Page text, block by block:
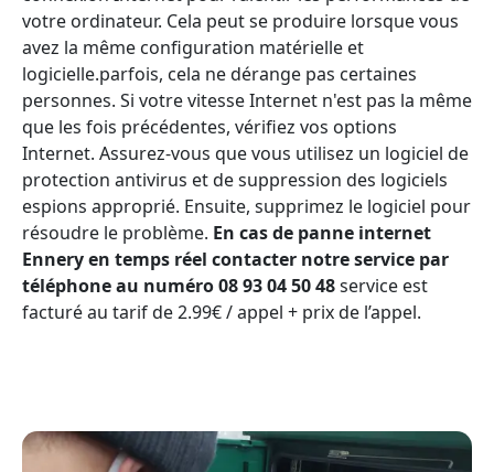
votre ordinateur. Cela peut se produire lorsque vous
avez la même configuration matérielle et
logicielle.parfois, cela ne dérange pas certaines
personnes. Si votre vitesse Internet n'est pas la même
que les fois précédentes, vérifiez vos options
Internet. Assurez-vous que vous utilisez un logiciel de
protection antivirus et de suppression des logiciels
espions approprié. Ensuite, supprimez le logiciel pour
résoudre le problème. En cas de panne internet
Ennery en temps réel contacter notre service par
téléphone au numéro 08 93 04 50 48service est
facturé au tarif de 2.99€ / appel + prix de l’appel.